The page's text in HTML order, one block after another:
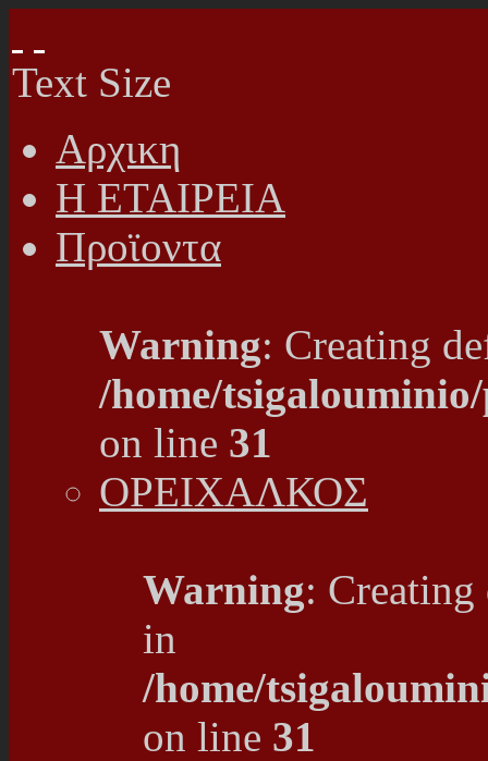
Text Size
Αρχικη
Η ΕΤΑΙΡΕΙΑ
Προϊοντα
Warning: Creating
/home/
on line 31
ΟΡΕΙΧΑΛΚΟΣ
Warning:
in
/home/
on line 31